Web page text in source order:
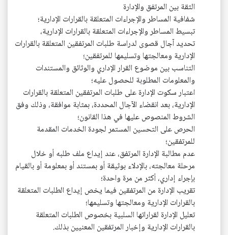
الثقة بين المرتفق والإدارة
شفافية المساطر والإجراءات المتعلقة بالقرارات الإدارية؛
تبسيط المساطر والإجراءات المتعلقة بالقرارات الإدارية،
تحديد آجال قصوى لدراسة طلبات المرتفقين المتعلقة بالقرارات
الإدارية ومعالجتها وتسليمها للمرتفقين؛
التناسب بين موضوع القرار الإداري والوثائق والمستندات
والمعلومات المطلوبة للحصول عليه؛
اعتبار سكوت الإدارة على طلبات المرتفقين المتعلقة بالقرارات
الإدارية، بعد انقضاء الآجال المحددة، بمثابة موافقة، وذلك وفق
الشروط المنصوص عليها في هذا القانون؛
الحرص على التحسين المستمر لجودة الخدمات المقدمة
للمرتفقين؛
عدم مطالبة الإدارة المرتفق، عند إيداع ملف طلبه أو خلال
مرحلة معالجته، بالإدلاء بوثيقة أو بمستند أو بمعلومة أو بالقيام
بإجراء إداري، أكثر من مرة واحدة؛
تقريب الإدارة من المرتفقين فيما يخص إيداع الطلبات المتعلقة
بالقرارات الإدارية ومعالجتها وتسليمها؛
تعليل الإدارة لقراراتها السلبية بخصوص الطلبات المتعلقة
بالقرارات الإدارية وإخبار المرتفقين المعنيين بذلك.